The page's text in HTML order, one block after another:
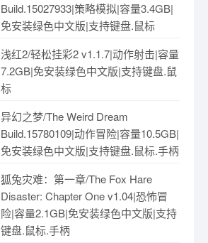
Build.15027933|策略模拟|容量3.4GB|
免安装绿色中文版|支持键盘.鼠标
浅红2/轻松挂彩2 v1.1.7|动作射击|容量
7.2GB|免安装绿色中文版|支持键盘.鼠
标
异幻之梦/The Weird Dream
Build.15780109|动作冒险|容量10.5GB|
免安装绿色中文版|支持键盘.鼠标.手柄
狐兔灾难：第一章/The Fox Hare
Disaster: Chapter One v1.04|恐怖冒
险|容量2.1GB|免安装绿色中文版|支持
键盘.鼠标.手柄